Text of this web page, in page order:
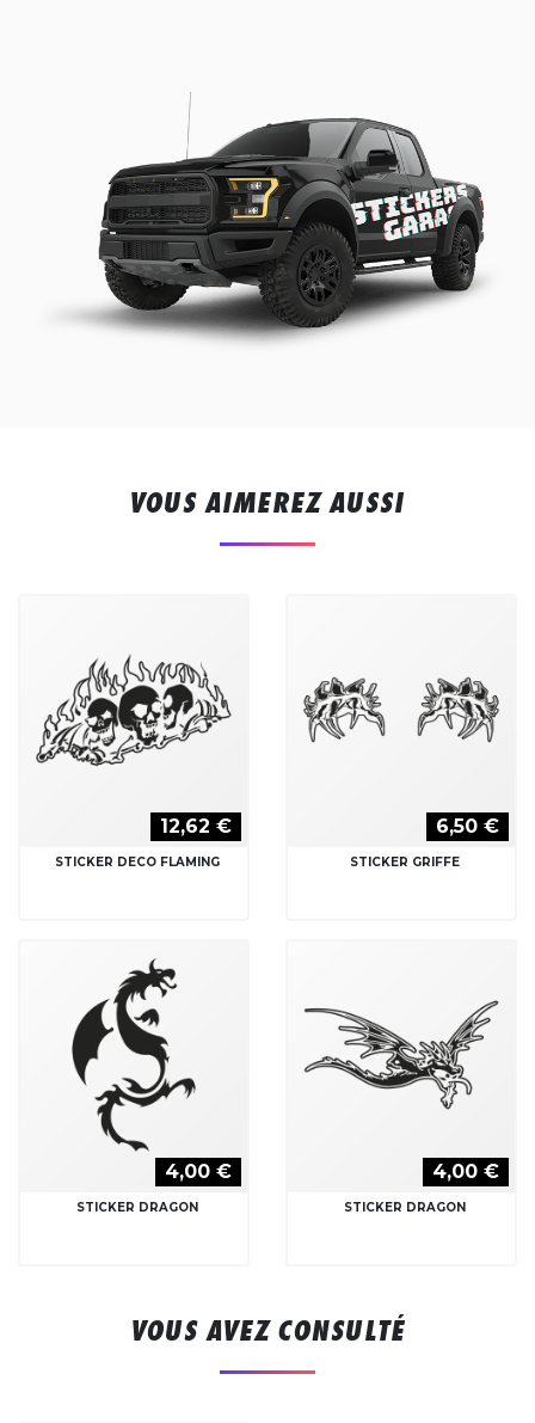
VOUS AIMEREZ AUSSI
12,62 €
STICKER DECO FLAMING
6,50 €
STICKER GRIFFE
4,00 €
STICKER DRAGON
4,00 €
STICKER DRAGON
VOUS AVEZ CONSULTÉ